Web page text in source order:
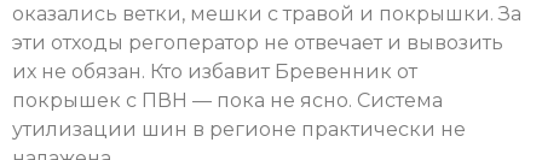
оказались ветки, мешки с травой и покрышки. За
эти отходы регоператор не отвечает и вывозить
их не обязан. Кто избавит Бревенник от
покрышек с ПВН — пока не ясно. Система
утилизации шин в регионе практически не